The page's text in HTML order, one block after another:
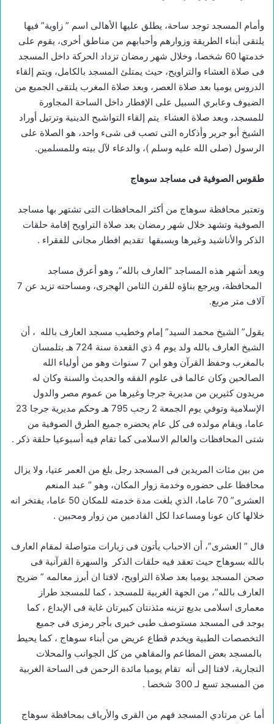
وأمام المسجد توجد ساحة، يطلق عليها الأهالى اسم ” زاوية” فيها
يلتقى أبناء الطريقة وزوارهم وأحبابهم من مناطق أخرى، يقوم على
خدمتها 60 شخصا، وخلال شهر رمضان تزداد الحركة داخل المسجد
فى صلاة العشاء والتراويح، حيث يمتلئ المسجد بالكامل، ويتم إلقاء
الدروس يوميا بعد صلاة العصر، وبعد صلاة المغرب يلتقى الجميع من
الضيوف وعابري السبيل على الإفطار داخل الساحة المجاورة
للمسجد، وبعد صلاة العشاء يتم إلقاء التواشيح الدينية وترتيل أوراد
الشيخ أبو جرير وأذكاره التى تصب فى شىء واحد، هو الصلاة على
الرسول (صلى الله عليه وسلم )، والدعاء لآل بيته وللمسلمين.
طقوس الصوفية فى مساجد سوهاج
وتعتبر محافظة سوهاج من أكثر المحافظات التى تشتهر بها مساجد
الصوفية وتشهد خلال شهر رمضان بعد صلاة التراويح إقامة حلقات
الذكر والأناشيد وغيرها ويسبقها تقديم افطار مجانى للفقراء .
ويعد أشهر هذه المساجد “العارف بالله”، وهو أعرق مساجد
المحافظة، ويرجع بناؤه للقرن الثامن الهجرى، ومساحته تزيد عن 7
آلاف متر مربع.
يقول” الشيخ محمد السيد” إمام وخطيب مسجد العارف بالله ، أن
الشيخ العارف بالله ولد يوم 4 ذي القعدة سنة 724 هـ بتلمسان
بالمغرب وحفظ القرآن وهو ابن 7 سنوات وهو من أولياء الله
الصالحين وكان عالما فى علوم الفقه والحديث والسنة وكان له
مريدون كثيرين من مديرية جرجا وغيرها من عموم مصر والدول
الإسلامية وتوفي يوم الجمعة 2 رجب 795 هـ وحكم مديرية جرجا 23
عاما، ويقام مولده فى كل عام يحضره جميع الطرق الصوفية من
شتى المحافظات والعالم الاسلامى كما تقام فيه أسبوعيا حلقة ذكر .
من بين مئات المريدين فى المسجد رجل بلغ من العمر عتيا، ولا يزال
محافظا على حضوره وخدمة زوار المكان، وهو ” عبد المنعم
العشرى” 70 عاما، الذي بلغت مدة خدمته للمكان 50 عاما، يفتخر انه
خلالها كان عونا ومساعدا لكل القادمين من زوار ومحبين .
قال ” العشرى”، أن الاحباب يأتون فى زيارات متواصلة لمقام العارف
بالله بسوهاج حيث تعقد فيه حلقات الذكر والسهرة القرآنية فى
صحن المسجد يوميا بعد صلاة التراويح، لافتا ان أبرز معالمه ” ضريح
العارف بالله”، من الجهة الغربية للمسجد ، كما للمسجد طراز
معمارى اسلامى بديع تزينه مئذنتان كبيرتان غاية فى الإبداع ، كما
يوجد فى المسجد مستوصف طبى خيرى بأجر رمزى فى جميع
التخصصات الطبية ويخدم قطاع عريض من أبناء سوهاج ، كما يحيط
بالمسجد بعض المطاعم والمقاهي من كل الجوانب والمحلات
التجارية، لافتا إلى أنه تقام يوميا مائدة الرحمن فى الساحة الغربية
من المسجد تسع لـ 300 شخصا .
أما عن مرتادي المسجد فهم من القرى والأرياف بمحافظة سوهاج